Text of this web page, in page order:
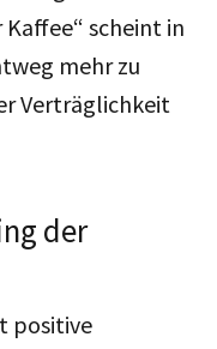
scheint in
mehr zu
Verträglichkeit
der
positive